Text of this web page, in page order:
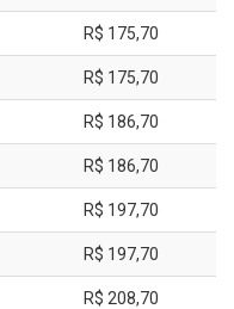
R$ 175,70
R$ 175,70
R$ 186,70
R$ 186,70
R$ 197,70
R$ 197,70
R$ 208,70